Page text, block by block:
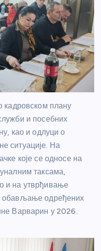
кадровском плану
и посебних
као и одлуци о
ситуације. На
које се односе на
таксама,
и на утврђивање
обављање одређених
Варварин у 2026.